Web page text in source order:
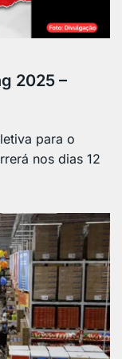
2025 –
para o
nos dias 12